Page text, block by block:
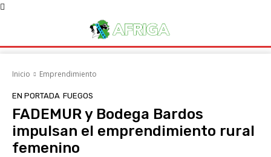
Inicio Emprendimiento
EN PORTADA FUEGOS
FADEMUR y Bodega Bardos
impulsan el emprendimiento rural
femenino